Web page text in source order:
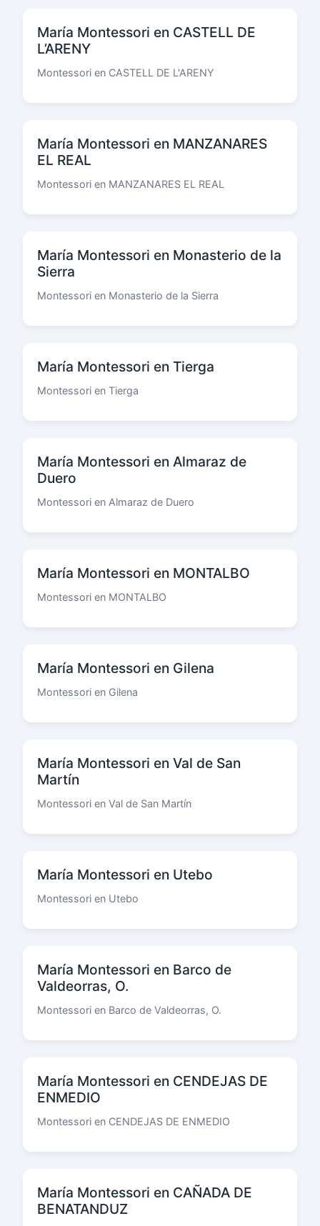
María Montessori en CASTELL DE
L’ARENY
Montessori en CASTELL DE L'ARENY
María Montessori en MANZANARES
EL REAL
Montessori en MANZANARES EL REAL
María Montessori en Monasterio de la
Sierra
Montessori en Monasterio de la Sierra
María Montessori en Tierga
Montessori en Tierga
María Montessori en Almaraz de
Duero
Montessori en Almaraz de Duero
María Montessori en MONTALBO
Montessori en MONTALBO
María Montessori en Gilena
Montessori en Gilena
María Montessori en Val de San
Martín
Montessori en Val de San Martín
María Montessori en Utebo
Montessori en Utebo
María Montessori en Barco de
Valdeorras, O.
Montessori en Barco de Valdeorras, O.
María Montessori en CENDEJAS DE
ENMEDIO
Montessori en CENDEJAS DE ENMEDIO
María Montessori en CAÑADA DE
BENATANDUZ